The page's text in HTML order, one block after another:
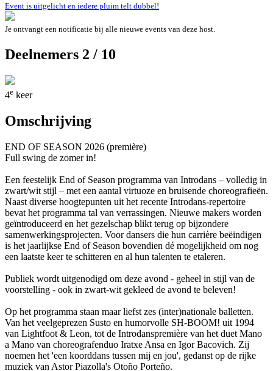
Event is uitgelicht en iedere pluim telt dubbel!
Je ontvangt een notificatie bij alle nieuwe events van deze host.
Deelnemers 2 / 10
4e keer
Omschrijving
END OF SEASON 2026 (première)
Full swing de zomer in!
Een feestelijk End of Season programma van Introdans – volledig in
zwart/wit stijl – met een aantal virtuoze en bruisende choreografieën.
Naast diverse hoogtepunten uit het recente Introdans-repertoire
bevat het programma tal van verrassingen. Nieuwe makers worden
geïntroduceerd en het gezelschap blikt terug op bijzondere
samenwerkingsprojecten. Voor dansers die hun carrière beëindigen
is het jaarlijkse End of Season bovendien dé mogelijkheid om nog
een laatste keer te schitteren en al hun talenten te etaleren.
Publiek wordt uitgenodigd om deze avond - geheel in stijl van de
voorstelling - ook in zwart-wit gekleed de avond te beleven!
Op het programma staan maar liefst zes (inter)nationale balletten.
Van het veelgeprezen Susto en humorvolle SH-BOOM! uit 1994
van Lightfoot & Leon, tot de Introdanspremière van het duet Mano
a Mano van choreografenduo Iratxe Ansa en Igor Bacovich. Zij
noemen het 'een koorddans tussen mij en jou', gedanst op de rijke
muziek van Astor Piazolla's Otoño Porteño.